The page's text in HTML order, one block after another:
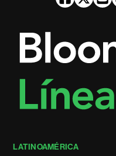
LATINOAMÉRICA